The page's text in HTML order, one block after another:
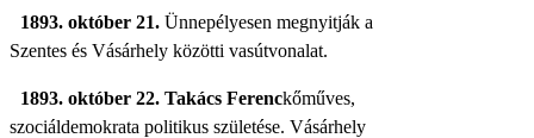
1893. október 21.Ünnepélyesen megnyitják a
Szentes és Vásárhely közötti vasútvonalat.
1893. október 22. Takács Ferenckőműves,
szociáldemokrata politikus születése. Vásárhely